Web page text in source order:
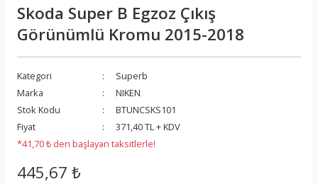
Skoda Super B Egzoz Çıkış
Görünümlü Kromu 2015-2018
Kategori
Superb
Marka
NIKEN
Stok Kodu
BTUNCSKS101
Fiyat
371,40 TL + KDV
*41,70 ₺ den başlayan taksitlerle!
445,67 ₺